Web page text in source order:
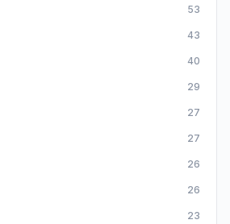
53
43
40
29
27
27
26
26
23